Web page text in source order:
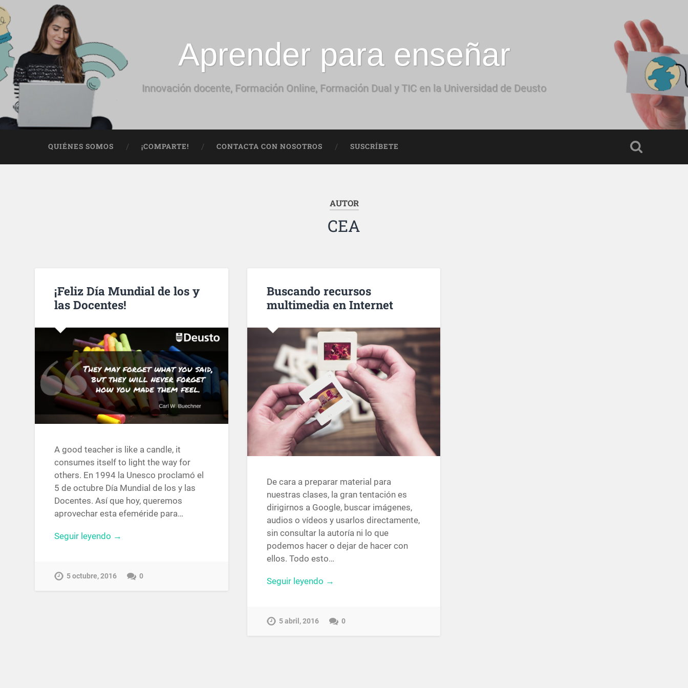
Aprender para enseñar
Innovación docente, Formación Online, Formación Dual y TIC en la Universidad de Deusto
QUIÉNES SOMOS ¡COMPARTE! CONTACTA CON NOSOTROS SUSCRÍBETE
AUTOR
CEA
¡Feliz Día Mundial de los y
las Docentes!
A good teacher is like a candle, it
consumes itself to light the way for
others. En 1994 la Unesco proclamó el
5 de octubre Día Mundial de los y las
Docentes. Así que hoy, queremos
aprovechar esta efeméride para…
Seguir leyendo →
5 octubre, 2016 0
Buscando recursos
multimedia en Internet
De cara a preparar material para
nuestras clases, la gran tentación es
dirigirnos a Google, buscar imágenes,
audios o vídeos y usarlos directamente,
sin consultar la autoría ni lo que
podemos hacer o dejar de hacer con
ellos. Todo esto…
Seguir leyendo →
5 abril, 2016 0